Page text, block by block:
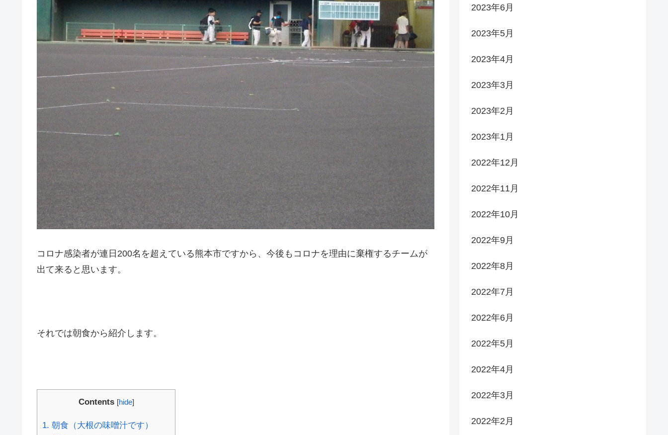
コロナ感染者が連日200名を超えている熊本市ですから、今後もコロナを理由に棄権するチームが
出て来ると思います。
それでは朝食から紹介します。
Contents [hide]
1. 朝食（大根の味噌汁です）
2023年6月
2023年5月
2023年4月
2023年3月
2023年2月
2023年1月
2022年12月
2022年11月
2022年10月
2022年9月
2022年8月
2022年7月
2022年6月
2022年5月
2022年4月
2022年3月
2022年2月